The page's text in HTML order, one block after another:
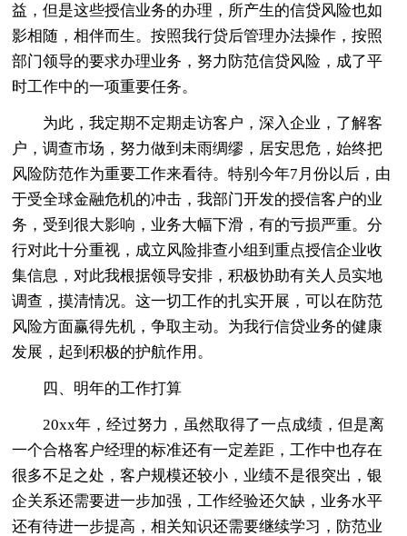
益，但是这些授信业务的办理，所产生的信贷风险也如
影相随，相伴而生。按照我行贷后管理办法操作，按照
部门领导的要求办理业务，努力防范信贷风险，成了平
时工作中的一项重要任务。
为此，我定期不定期走访客户，深入企业，了解客
户，调查市场，努力做到未雨绸缪，居安思危，始终把
风险防范作为重要工作来看待。特别今年7月份以后，由
于受全球金融危机的冲击，我部门开发的授信客户的业
务，受到很大影响，业务大幅下滑，有的亏损严重。分
行对此十分重视，成立风险排查小组到重点授信企业收
集信息，对此我根据领导安排，积极协助有关人员实地
调查，摸清情况。这一切工作的扎实开展，可以在防范
风险方面赢得先机，争取主动。为我行信贷业务的健康
发展，起到积极的护航作用。
四、明年的工作打算
20xx年，经过努力，虽然取得了一点成绩，但是离
一个合格客户经理的标准还有一定差距，工作中也存在
很多不足之处，客户规模还较小，业绩不是很突出，银
企关系还需要进一步加强，工作经验还欠缺，业务水平
还有待进一步提高，相关知识还需要继续学习，防范业